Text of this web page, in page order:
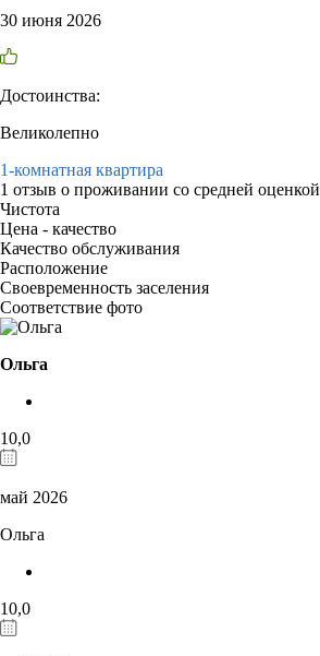
30 июня 2026
Достоинства:
Великолепно
1-комнатная квартира
1 отзыв о проживании со средней оценкой
Чистота
Цена - качество
Качество обслуживания
Расположение
Своевременность заселения
Соответствие фото
Ольга
10,0
май 2026
Ольга
10,0